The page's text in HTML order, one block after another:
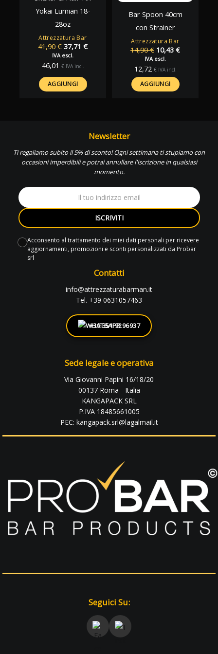
Attrezzatura Bar
Yokai Lumian 18-
28oz
41,90€ Il
prezzo
originale
41,90 €.
37,71 €Il
IVA escl.
46,01 € IVA incl.
AGGIUNGI
Attrezzatura Bar
Bar Spoon 40cm
con Strainer
14,90€ Il
prezzo
originale
era:
14,90 €.
10,43 €Il
IVA escl.
12,72 € IVA incl.
AGGIUNGI
Newsletter
Ti regaliamo subito il 5% di sconto! Ogni settimana ti stupiamo con
occasioni imperdibili e potrai annullare l'iscrizione in qualsiasi
momento.
ISCRIVITI
Acconsento al trattamento dei miei dati personali per ricevere
aggiornamenti, promozioni e sconti personalizzati da Probar
srl
Contatti
info@attrezzaturabarman.it
Tel. +39 0631057463
+39 351 9296937
Sede legale e operativa
Via Giovanni Papini 16/18/20
00137 Roma - Italia
KANGAPACK SRL
P.IVA 18485661005
PEC: kangapack.srl@lagalmail.it
Seguici Su: